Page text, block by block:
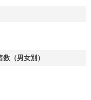
（男女別）